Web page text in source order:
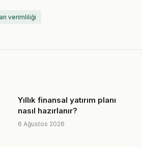
verimliliği
Yıllık finansal yatırım planı
nasıl hazırlanır?
6 Ağustos 2026